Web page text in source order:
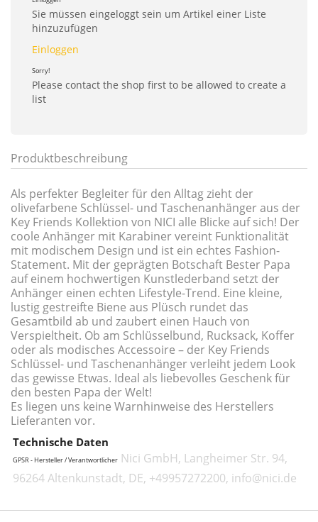
Sie müssen eingeloggt sein um Artikel einer Liste
hinzuzufügen
Einloggen
Sorry!
Please contact the shop first to be allowed to create a
list
Produktbeschreibung
Als perfekter Begleiter für den Alltag zieht der
olivefarbene Schlüssel- und Taschenanhänger aus der
Key Friends Kollektion von NICI alle Blicke auf sich! Der
coole Anhänger mit Karabiner vereint Funktionalität
mit modischem Design und ist ein echtes Fashion-
Statement. Mit der geprägten Botschaft Bester Papa
auf einem hochwertigen Kunstlederband setzt der
Anhänger einen echten Lifestyle-Trend. Eine kleine,
lustig gestreifte Biene aus Plüsch rundet das
Gesamtbild ab und zaubert einen Hauch von
Verspieltheit. Ob am Schlüsselbund, Rucksack, Koffer
oder als modisches Accessoire – der Key Friends
Schlüssel- und Taschenanhänger verleiht jedem Look
das gewisse Etwas. Ideal als liebevolles Geschenk für
den besten Papa der Welt!
Es liegen uns keine Warnhinweise des Herstellers
Lieferanten vor.
Technische Daten
GPSR - Hersteller / Verantwortlicher Nici GmbH, Langheimer Str. 94,
96264 Altenkunstadt, DE, +49957272200, info@nici.de